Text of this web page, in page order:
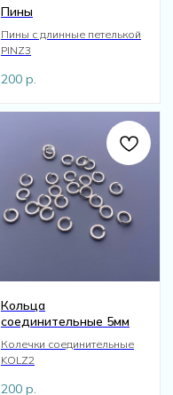
Пины
Пины с длинные петелькой
PINZ3
200 р.
Кольца
соединительные 5мм
Колечки соединительные
KOLZ2
200 р.